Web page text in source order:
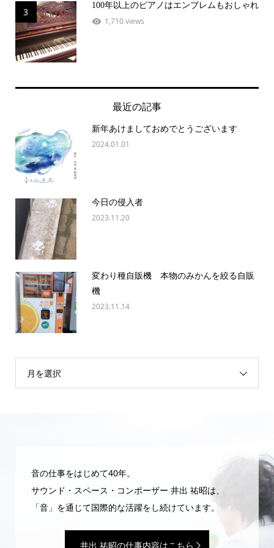
3
100年以上のピアノはエンブレムもおしゃれ
1,710 views
最近の記事
新年あけましておめでとうございます
2024.01.01
今日の侵入者
2023.11.20
変わり種自販機 本物のみかんを絞る自販
機
2023.11.14
月を選択
音の仕事をはじめて40年。
サウンド・スペース・コンポーザー 井出 祐昭は、
「音」を通じて国際的な活躍をし続けています。
井出 祐昭の仕事内容はこちら